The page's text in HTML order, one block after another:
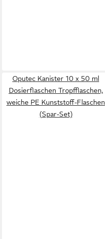
Oputec Kanister 10 x 50 ml
Dosierflaschen Tropfflaschen,
weiche PE Kunststoff-Flaschen
(Spar-Set)